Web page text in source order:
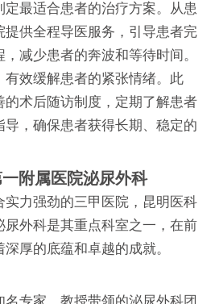
最适合患者的治疗方案。从患
提供全程导医服务，引导患者完
减少患者的奔波和等待时间。
有效缓解患者的紧张情绪。此
的术后随访制度，定期了解患者
，确保患者获得长期、稳定的
附属医院泌尿外科
实力强劲的三甲医院，昆明医科
尿外科是其重点科室之一，在前
厚的底蕴和卓越的成就。